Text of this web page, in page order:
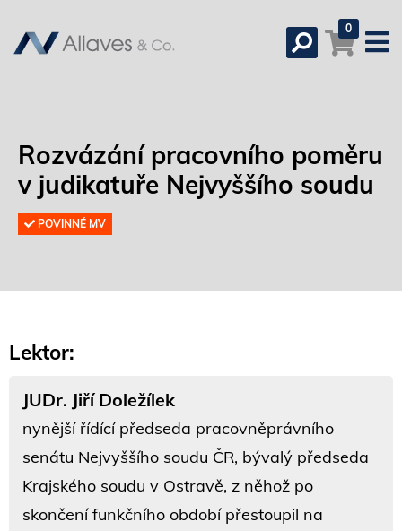
0
Rozvázání pracovního poměru
v judikatuře Nejvyššího soudu
POVINNÉ MV
Lektor:
JUDr. Jiří Doležílek
nynější řídící předseda pracovněprávního
senátu Nejvyššího soudu ČR, bývalý předseda
Krajského soudu v Ostravě, z něhož po
skončení funkčního období přestoupil na